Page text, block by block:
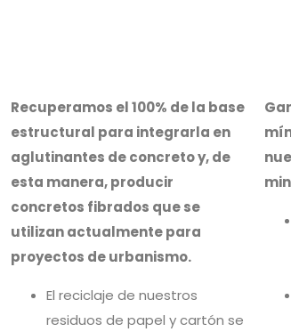
Recuperamos el 100% de la base
estructural para integrarla en
aglutinantes de concreto y, de
esta manera, producir
concretos fibrados que se
utilizan actualmente para
proyectos de urbanismo.
El reciclaje de nuestros
residuos de papel y cartón se